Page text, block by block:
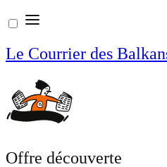
Aller
au
contenu
Le Courrier des
Offre découverte